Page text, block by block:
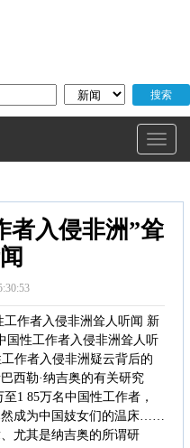
者入侵非洲”耸
作者入侵非洲耸人听闻 新
国性工作者入侵非洲耸人听
作者入侵非洲疑云背后的
西勒·纳吉奥的有关研究
1 85万名中国性工作者，
然成为中国妓女们的温床……
尤其是纳吉奥的所谓研